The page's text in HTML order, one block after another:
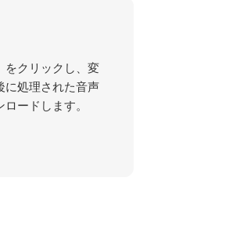
をクリックし、変
に処理された音声
ロードします。